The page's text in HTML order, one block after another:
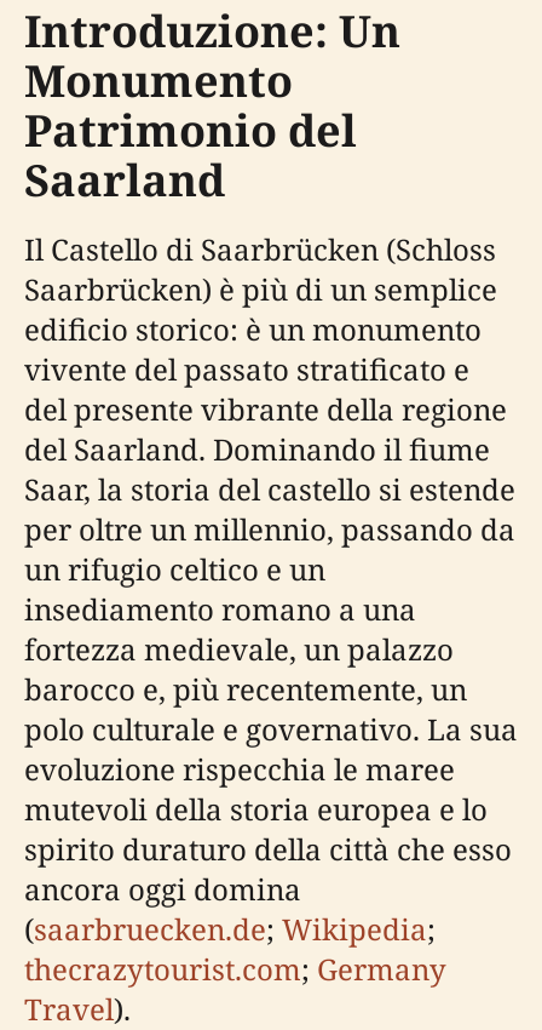
Introduzione: Un
Monumento
Patrimonio del
Saarland
Il Castello di Saarbrücken (Schloss
Saarbrücken) è più di un semplice
edificio storico: è un monumento
vivente del passato stratificato e
del presente vibrante della regione
del Saarland. Dominando il fiume
Saar, la storia del castello si estende
per oltre un millennio, passando da
un rifugio celtico e un
insediamento romano a una
fortezza medievale, un palazzo
barocco e, più recentemente, un
polo culturale e governativo. La sua
evoluzione rispecchia le maree
mutevoli della storia europea e lo
spirito duraturo della città che esso
ancora oggi domina
(saarbruecken.de; Wikipedia;
thecrazytourist.com; Germany
Travel).